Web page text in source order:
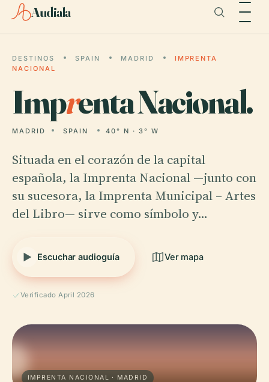
Audiala
DESTINOS SPAIN MADRID
IMPRENTA
NACIONAL
Imprenta Nacional.
MADRID SPAIN 40° N · 3° W
Situada en el corazón de la capital
española, la Imprenta Nacional —junto con
su sucesora, la Imprenta Municipal – Artes
del Libro— sirve como símbolo y…
Escuchar audioguía Ver mapa
Verificado April 2026
IMPRENTA NACIONAL · MADRID